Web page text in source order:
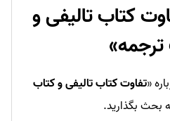
کتاب تالیفی و
»
«تفاوت کتاب تالیفی و کتاب
بحث بگذارید.